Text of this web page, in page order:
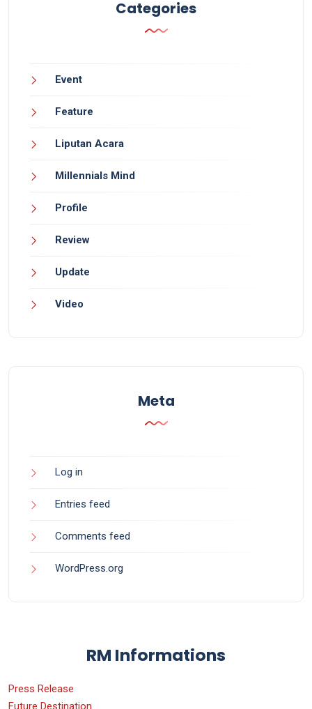
Categories
Event
Feature
Liputan Acara
Millennials Mind
Profile
Review
Update
Video
Meta
Log in
Entries feed
Comments feed
WordPress.org
RM Informations
Press Release
Future Destination